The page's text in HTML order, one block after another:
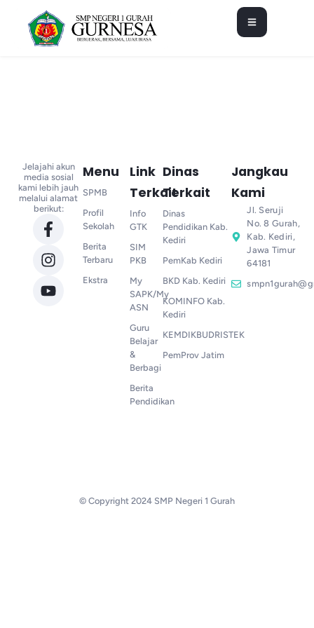
Jelajahi akun
media sosial
kami lebih jauh
melalui alamat
berikut:
Menu
SPMB
Profil
Sekolah
Berita
Terbaru
Ekstra
Link
Terkait
Info
GTK
SIM
PKB
My
SAPK/My
ASN
Guru
Belajar
&
Berbagi
Berita
Pendidikan
Dinas
Terkait
Dinas
Pendidikan Kab.
Kediri
PemKab Kediri
BKD Kab. Kediri
KOMINFO Kab.
Kediri
KEMDIKBUDRISTEK
PemProv Jatim
Jangkau
Kami
Jl. Seruji
No. 8 Gurah,
Kab. Kediri,
Jawa Timur
64181
© Copyright 2024 SMP Negeri 1 Gurah